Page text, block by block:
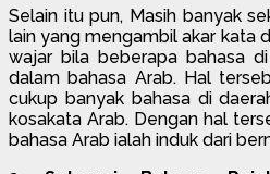
Selain itu pun, Masih banyak
lain yang mengambil akar kata
wajar bila beberapa bahasa
dalam bahasa Arab. Hal
cukup banyak bahasa di
kosakata Arab. Dengan hal
bahasa Arab ialah induk dari